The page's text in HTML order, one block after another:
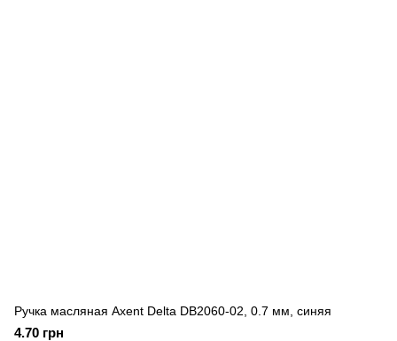
Ручка масляная Axent Delta DB2060-02, 0.7 мм, синяя
4.70 грн